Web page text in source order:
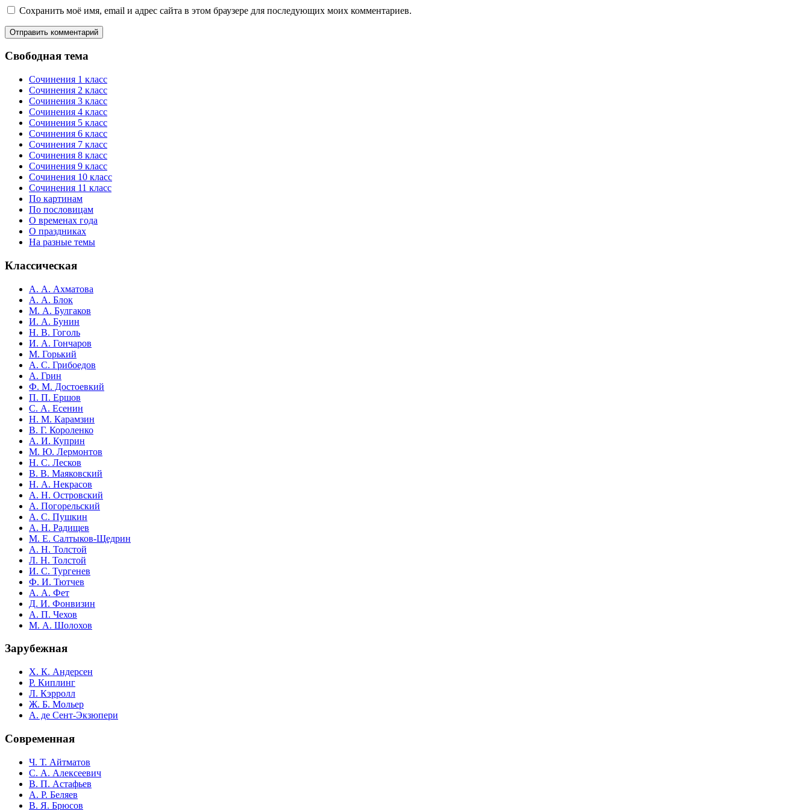
Сохранить моё имя, email и адрес сайта в этом браузере для последующих моих комментариев.
Свободная тема
Сочинения 1 класс
Сочинения 2 класс
Сочинения 3 класс
Сочинения 4 класс
Сочинения 5 класс
Сочинения 6 класс
Сочинения 7 класс
Сочинения 8 класс
Сочинения 9 класс
Сочинения 10 класс
Сочинения 11 класс
По картинам
По пословицам
О временах года
О праздниках
На разные темы
Классическая
А. А. Ахматова
А. А. Блок
М. А. Булгаков
И. А. Бунин
Н. В. Гоголь
И. А. Гончаров
М. Горький
А. С. Грибоедов
А. Грин
Ф. М. Достоевкий
П. П. Ершов
С. А. Есенин
Н. М. Карамзин
В. Г. Короленко
А. И. Куприн
М. Ю. Лермонтов
Н. С. Лесков
В. В. Маяковский
Н. А. Некрасов
А. Н. Островский
А. Погорельский
А. С. Пушкин
А. Н. Радищев
М. Е. Салтыков-Щедрин
А. Н. Толстой
Л. Н. Толстой
И. С. Тургенев
Ф. И. Тютчев
А. А. Фет
Д. И. Фонвизин
А. П. Чехов
М. А. Шолохов
Зарубежная
Х. К. Андерсен
Р. Киплинг
Л. Кэрролл
Ж. Б. Мольер
А. де Сент-Экзюпери
Современная
Ч. Т. Айтматов
С. А. Алексеевич
В. П. Астафьев
А. Р. Беляев
В. Я. Брюсов